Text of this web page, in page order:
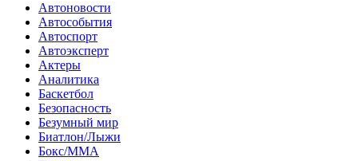
Автоновости
Автособытия
Автоспорт
Автоэксперт
Актеры
Аналитика
Баскетбол
Безопасность
Безумный мир
Биатлон/Лыжи
Бокс/MMA